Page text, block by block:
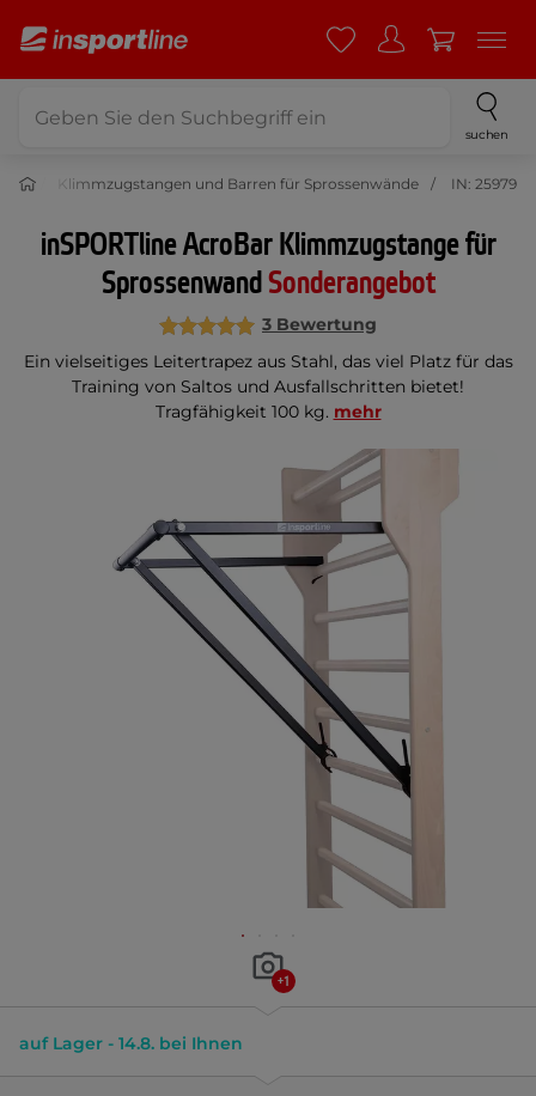
suchen
Klimmzugstangen und Barren für Sprossenwände IN: 25979
inSPORTline AcroBar Klimmzugstange für
SprossenwandSonderangebot
3 Bewertung
Ein vielseitiges Leitertrapez aus Stahl, das viel Platz für das
Training von Saltos und Ausfallschritten bietet!
Tragfähigkeit 100 kg. mehr
+1
auf Lager - 14.8. bei Ihnen